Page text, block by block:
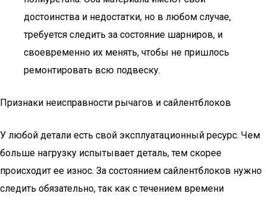
достоинства и недостатки, но в любом случае,
требуется следить за состояние шарниров, и
своевременно их менять, чтобы не пришлось
ремонтировать всю подвеску.
Признаки неисправности рычагов и сайлентблоков
У любой детали есть свой эксплуатационный ресурс. Чем
больше нагрузку испытывает деталь, тем скорее
происходит ее износ. За состоянием сайлентблоков нужно
следить обязательно, так как с течением времени